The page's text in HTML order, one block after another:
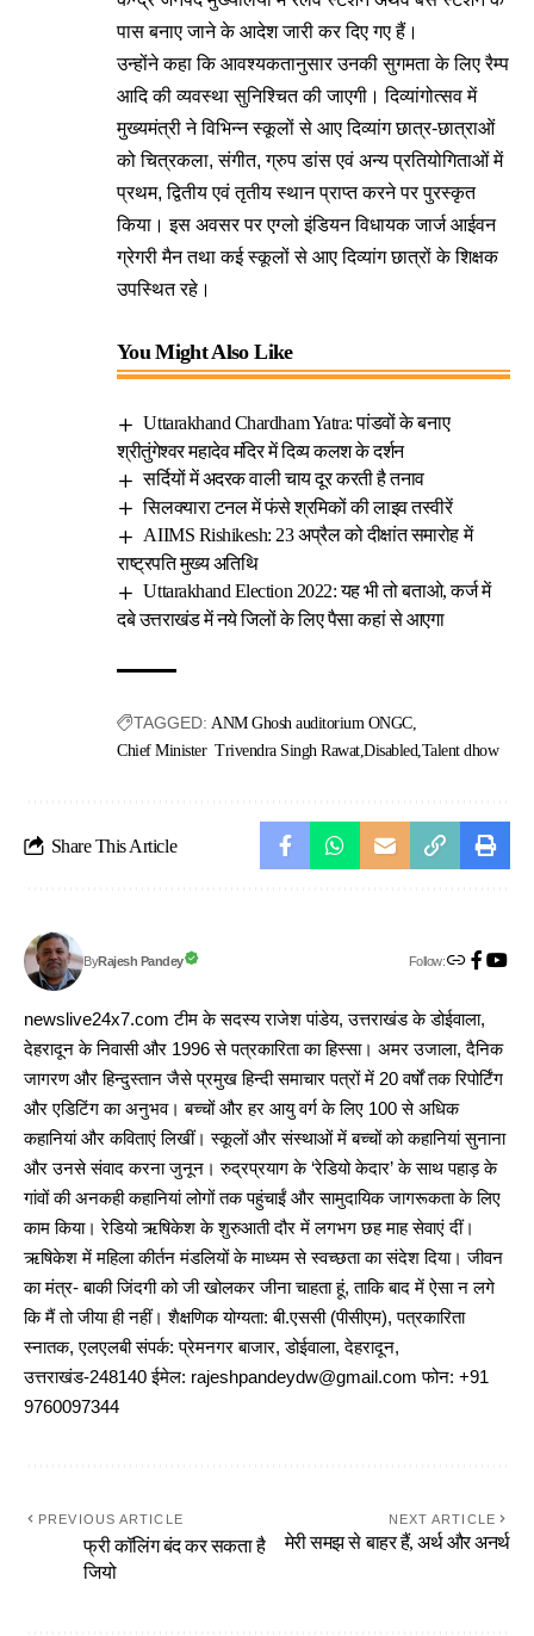
पास बनाए जाने के आदेश जारी कर दिए गए हैं।
उन्होंने कहा कि आवश्यकतानुसार उनकी सुगमता के लिए रैम्प
आदि की व्यवस्था सुनिश्चित की जाएगी। दिव्यांगोत्सव में
मुख्यमंत्री ने विभिन्न स्कूलों से आए दिव्यांग छात्र-छात्राओं
को चित्रकला, संगीत, ग्रुप डांस एवं अन्य प्रतियोगिताओं में
प्रथम, द्वितीय एवं तृतीय स्थान प्राप्त करने पर पुरस्कृत
किया। इस अवसर पर एग्लो इंडियन विधायक जार्ज आईवन
ग्रेगरी मैन तथा कई स्कूलों से आए दिव्यांग छात्रों के शिक्षक
उपस्थित रहे।
You Might Also Like
Uttarakhand Chardham Yatra: पांडवों के बनाए
श्रीतुंगेश्वर महादेव मंदिर में दिव्य कलश के दर्शन
सर्दियों में अदरक वाली चाय दूर करती है तनाव
सिलक्यारा टनल में फंसे श्रमिकों की लाइव तस्वीरें
AIIMS Rishikesh: 23 अप्रैल को दीक्षांत समारोह में
राष्ट्रपति मुख्य अतिथि
Uttarakhand Election 2022: यह भी तो बताओ, कर्ज में
दबे उत्तराखंड में नये जिलों के लिए पैसा कहां से आएगा
TAGGED: ANM Ghosh auditorium ONGC
Chief Minister Trivendra Singh Rawat Disabled Talent dhow
Share This Article
ByRajesh Pandey Follow:
newslive24x7.com टीम के सदस्य राजेश पांडेय, उत्तराखंड के डोईवाला,
देहरादून के निवासी और 1996 से पत्रकारिता का हिस्सा। अमर उजाला, दैनिक
जागरण और हिन्दुस्तान जैसे प्रमुख हिन्दी समाचार पत्रों में 20 वर्षों तक रिपोर्टिंग
और एडिटिंग का अनुभव। बच्चों और हर आयु वर्ग के लिए 100 से अधिक
कहानियां और कविताएं लिखीं। स्कूलों और संस्थाओं में बच्चों को कहानियां सुनाना
और उनसे संवाद करना जुनून। रुद्रप्रयाग के ‘रेडियो केदार’ के साथ पहाड़ के
गांवों की अनकही कहानियां लोगों तक पहुंचाईं और सामुदायिक जागरूकता के लिए
काम किया। रेडियो ऋषिकेश के शुरुआती दौर में लगभग छह माह सेवाएं दीं।
ऋषिकेश में महिला कीर्तन मंडलियों के माध्यम से स्वच्छता का संदेश दिया। जीवन
का मंत्र- बाकी जिंदगी को जी खोलकर जीना चाहता हूं, ताकि बाद में ऐसा न लगे
कि मैं तो जीया ही नहीं। शैक्षणिक योग्यता: बी.एससी (पीसीएम), पत्रकारिता
स्नातक, एलएलबी संपर्क: प्रेमनगर बाजार, डोईवाला, देहरादून,
उत्तराखंड-248140 ईमेल: rajeshpandeydw@gmail.com फोन: +91
9760097344
PREVIOUS ARTICLE
फ्री कॉलिंग बंद कर सकता है
जियो
NEXT ARTICLE
मेरी समझ से बाहर हैं, अर्थ और अनर्थ